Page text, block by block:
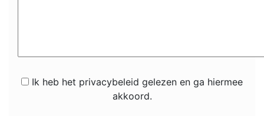
Ik heb het privacybeleid gelezen en ga hiermee
akkoord.